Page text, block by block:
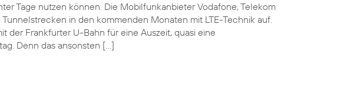
Tage nutzen können. Die Mobilfunkanbieter Vodafone, Telekom
in den kommenden Monaten mit LTE-Technik auf.
der Frankfurter U-Bahn für eine Auszeit, quasi eine
Denn das ansonsten […]